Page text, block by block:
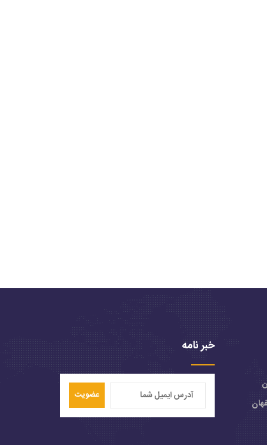
خبر نامه
عضویت